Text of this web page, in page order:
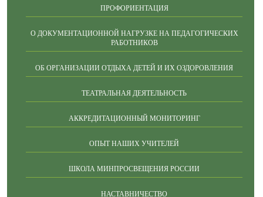
ПРОФОРИЕНТАЦИЯ
О ДОКУМЕНТАЦИОННОЙ НАГРУЗКЕ НА ПЕДАГОГИЧЕСКИХ
РАБОТНИКОВ
ОБ ОРГАНИЗАЦИИ ОТДЫХА ДЕТЕЙ И ИХ ОЗДОРОВЛЕНИЯ
ТЕАТРАЛЬНАЯ ДЕЯТЕЛЬНОСТЬ
АККРЕДИТАЦИОННЫЙ МОНИТОРИНГ
ОПЫТ НАШИХ УЧИТЕЛЕЙ
ШКОЛА МИНПРОСВЕЩЕНИЯ РОССИИ
НАСТАВНИЧЕСТВО